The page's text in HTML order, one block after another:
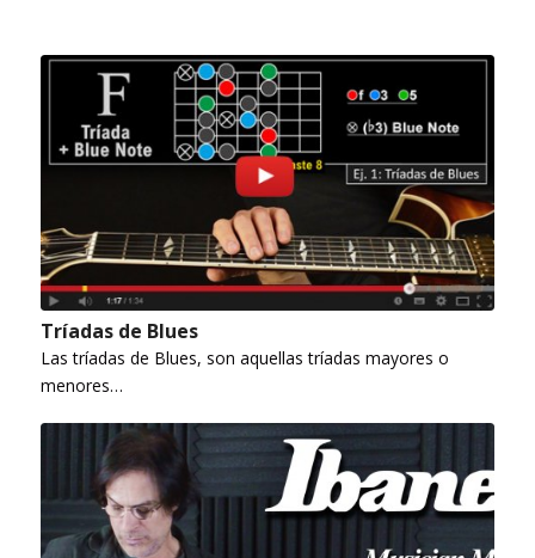
Tríadas de Blues
Las tríadas de Blues, son aquellas tríadas mayores o
menores…